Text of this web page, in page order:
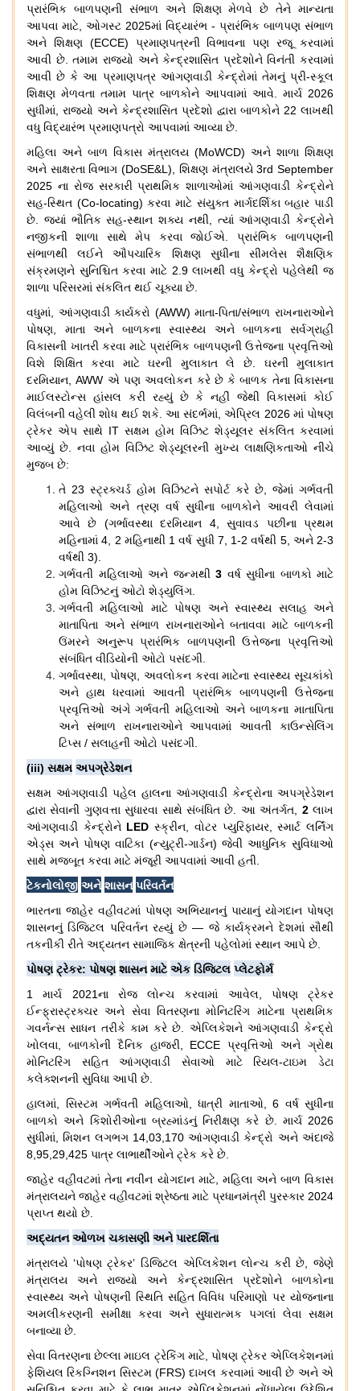
પ્રારંભિક બાળપણની સંભાળ અને શિક્ષણ મેળવે છે તેને માન્યતા
આપવા માટે, ઓગસ્ટ 2025માં વિદ્યારંભ - પ્રારંભિક બાળપણ સંભાળ
અને
શિક્ષણ(ECCE) પ્રમાણપત્રની વિભાવના પણ રજૂ કરવામાં
આવી છે.તમામ રાજ્યો અને કેન્દ્રશાસિત પ્રદેશોને વિનંતી કરવામાં
આવી છે કે આ પ્રમાણપત્ર આંગણવાડી કેન્દ્રોમાં તેમનું પ્રી-સ્કૂલ
શિક્ષણ મેળવતા તમામ પાત્ર બાળકોને આપવામાં આવે. માર્ચ2026
સુધીમાં, રાજ્યો અને કેન્દ્રશાસિત પ્રદેશો દ્વારા બાળકોને 22 લાખથી
વધુ વિદ્યારંભ પ્રમાણપત્રો આપવામાં આવ્યા છે.
મહિલા અને બાળ વિકાસ મંત્રાલય (MoWCD) અને શાળા શિક્ષણ
અને સાક્ષરતા વિભાગ (DoSE&L), શિક્ષણ મંત્રાલયે3rd September
2025 ના રોજ સરકારી પ્રાથમિક શાળાઓમાં આંગણવાડી કેન્દ્રોને
સહ-સ્થિત (Co-locating)કરવા માટે સંયુક્ત માર્ગદર્શિકા બહાર પાડી
છે. જ્યાં ભૌતિક સહ-સ્થાન શક્ય નથી, ત્યાં આંગણવાડી કેન્દ્રોને
નજીકની
શાળા સાથે મેપ કરવા જોઈએ. પ્રારંભિક
બાળપણની
સંભાળથી
લઈને ઔપચારિક શિક્ષણ સુધીના સીમલેસ
શૈક્ષણિક
સંક્રમણને સુનિશ્ચિત કરવા માટે 2.9લાખથી વધુ કેન્દ્રો પહેલેથી જ
શાળા પરિસરમાં સંકલિત થઈ ચૂક્યા છે.
વધુમાં, આંગણવાડી કાર્યકરો (AWW)માતા-પિતા/સંભાળ રાખનારાઓને
પોષણ, માતા અને બાળકના સ્વાસ્થ્ય અને બાળકના
સર્વગ્રાહી
વિકાસની ખાતરી કરવા માટે પ્રારંભિક બાળપણની ઉત્તેજના પ્રવૃત્તિઓ
વિશે
શિક્ષિત કરવા માટે ઘરની મુલાકાત લે છે. ઘરની
મુલાકાત
દરમિયાન, AWW એ પણ અવલોકન કરે છે કે બાળક તેના વિકાસના
માઈલસ્ટોન્સ હાંસલ કરી રહ્યું છે કે નહીં જેથી વિકાસમાં કોઈ
વિલંબની વહેલી શોધ થઈ શકે.આ સંદર્ભમાં,એપ્રિલ 2026 માં પોષણ
ટ્રેકર એપ સાથે IT સક્ષમ હોમ વિઝિટ શેડ્યૂલર સંકલિત કરવામાં
આવ્યું છે. નવા હોમ વિઝિટ શેડ્યૂલરની મુખ્ય લાક્ષણિકતાઓ નીચે
મુજબ છે:
તે 23 સ્ટ્રક્ચર્ડ હોમ વિઝિટને સપોર્ટ કરે છે, જેમાં ગર્ભવતી
મહિલાઓ અને ત્રણ વર્ષ સુધીના બાળકોને આવરી લેવામાં
આવે
છે (ગર્ભાવસ્થા દરમિયાન 4,સુવાવડ પછીના પ્રથમ
મહિનામાં 4, 2 મહિનાથી1વર્ષ સુધી7, 1-2વર્ષથી 5, અને2-3
વર્ષથી 3).
ગર્ભવતી મહિલાઓ અને જન્મથી 3 વર્ષ સુધીના બાળકો માટે
હોમ વિઝિટનું ઓટો શેડ્યુલિંગ.
ગર્ભવતી મહિલાઓ માટે પોષણ અને સ્વાસ્થ્ય સલાહ અને
માતાપિતા અને સંભાળ રાખનારાઓને બતાવવા માટે બાળકની
ઉંમરને અનુરૂપ પ્રારંભિક બાળપણની ઉત્તેજના પ્રવૃત્તિઓ
સંબંધિત વીડિયોની ઓટો પસંદગી.
ગર્ભાવસ્થા, પોષણ, અવલોકન કરવા માટેના સ્વાસ્થ્ય સૂચકાંકો
અને હાથ ધરવામાં આવતી પ્રારંભિક બાળપણની ઉત્તેજના
પ્રવૃત્તિઓ અંગે ગર્ભવતી મહિલાઓ અને બાળકના માતાપિતા
અને
સંભાળ રાખનારાઓને આપવામાં આવતી
કાઉન્સેલિંગ
ટિપ્સ / સલાહની ઓટો પસંદગી.
(iii) સક્ષમ અપગ્રેડેશન
સક્ષમ આંગણવાડી પહેલ હાલના આંગણવાડી કેન્દ્રોના અપગ્રેડેશન
દ્વારા સેવાની ગુણવત્તા સુધારવા સાથે સંબંધિત છે. આ અંતર્ગત, 2 લાખ
આંગણવાડી કેન્દ્રોને LED સ્ક્રીન, વોટર પ્યુરિફાયર,સ્માર્ટ લર્નિંગ
એડ્સ અને પોષણ વાટિકા (ન્યુટ્રી-ગાર્ડન) જેવી આધુનિક સુવિધાઓ
સાથે મજબૂત કરવા માટે મંજૂરી આપવામાં આવી હતી.
ટેકનોલોજી અને શાસન પરિવર્તન
ભારતના જાહેર વહીવટમાં પોષણ અભિયાનનું પાયાનું યોગદાન પોષણ
શાસનનું ડિજિટલ પરિવર્તન રહ્યું છે— જે કાર્યક્રમને દેશમાં સૌથી
તકનીકી રીતે અદ્યતન સામાજિક ક્ષેત્રની પહેલોમાં સ્થાન આપે છે.
પોષણ ટ્રેકર: પોષણ શાસન માટે એક ડિજિટલ પ્લેટફોર્મ
1માર્ચ2021ના રોજ લોન્ચ કરવામાં આવેલ, પોષણ
ટ્રેકર
ઈન્ફ્રાસ્ટ્રક્ચર અને સેવા વિતરણના મોનિટરિંગ માટેના પ્રાથમિક
ગવર્નન્સ સાધન તરીકે કામ કરે છે. એપ્લિકેશને આંગણવાડી કેન્દ્રો
ખોલવા, બાળકોની દૈનિક હાજરી, ECCEપ્રવૃત્તિઓ અને ગ્રોથ
મોનિટરિંગ
સહિત આંગણવાડી સેવાઓ માટે રિયલ-ટાઇમ
ડેટા
કલેક્શનની સુવિધા આપી છે.
હાલમાં, સિસ્ટમ ગર્ભવતી મહિલાઓ, ધાત્રી માતાઓ, 6 વર્ષ સુધીના
બાળકો અને કિશોરીઓના બ્રહ્માંડનું નિરીક્ષણ કરે છે. માર્ચ2026
સુધીમાં, મિશન લગભગ14,03,170આંગણવાડી કેન્દ્રો અને અંદાજે
8,95,29,425 પાત્ર લાભાર્થીઓને ટ્રેક કરે છે.
જાહેર વહીવટમાં તેના નવીન યોગદાન માટે, મહિલા અને બાળ વિકાસ
મંત્રાલયને જાહેર વહીવટમાં શ્રેષ્ઠતા માટે પ્રધાનમંત્રી પુરસ્કાર 2024
પ્રાપ્ત થયો છે.
અદ્યતન ઓળખ ચકાસણી અને પારદર્શિતા
મંત્રાલયે ‘પોષણ ટ્રેકર’ ડિજિટલ એપ્લિકેશન લોન્ચ કરી છે, જેણે
મંત્રાલય
અને રાજ્યો અને કેન્દ્રશાસિત પ્રદેશોને
બાળકોના
સ્વાસ્થ્ય અને પોષણની સ્થિતિ સહિત વિવિધ પરિમાણો પર યોજનાના
અમલીકરણની સમીક્ષા કરવા અને સુધારાત્મક પગલાં લેવા સક્ષમ
બનાવ્યા છે.
સેવા વિતરણના છેલ્લા માઇલ ટ્રેકિંગ માટે, પોષણ ટ્રેકર એપ્લિકેશનમાં
ફેશિયલ રિકગ્નિશન સિસ્ટમ (FRS)દાખલ કરવામાં આવી છે અને એ